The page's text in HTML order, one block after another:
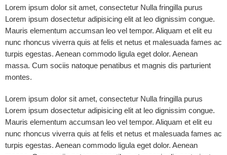
Lorem ipsum dolor sit amet, consectetur Nulla fringilla purus
Lorem ipsum dosectetur adipisicing elit at leo dignissim congue.
Mauris elementum accumsan leo vel tempor. Aliquam et elit eu
nunc rhoncus viverra quis at felis et netus et malesuada fames ac
turpis egestas. Aenean commodo ligula eget dolor. Aenean
massa. Cum sociis natoque penatibus et magnis dis parturient
montes.
Lorem ipsum dolor sit amet, consectetur Nulla fringilla purus
Lorem ipsum dosectetur adipisicing elit at leo dignissim congue.
Mauris elementum accumsan leo vel tempor. Aliquam et elit eu
nunc rhoncus viverra quis at felis et netus et malesuada fames ac
turpis egestas. Aenean commodo ligula eget dolor. Aenean